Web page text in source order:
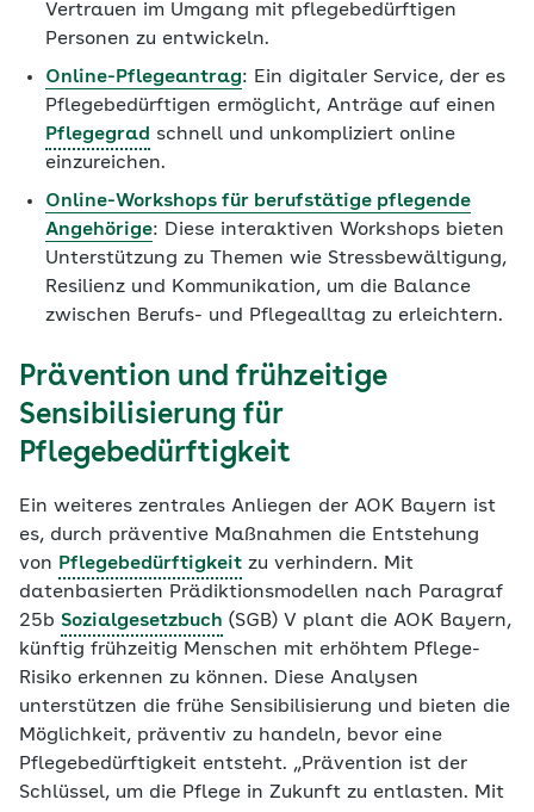
Vertrauen im Umgang mit pflegebedürftigen
Personen zu entwickeln.
Online-Pflegeantrag: Ein digitaler Service, der es
Pflegebedürftigen ermöglicht, Anträge auf einen
Pflegegrad schnell und unkompliziert online
einzureichen.
Online-Workshops für berufstätige pflegende
Angehörige: Diese interaktiven Workshops bieten
Unterstützung zu Themen wie Stressbewältigung,
Resilienz und Kommunikation, um die Balance
zwischen Berufs- und Pflegealltag zu erleichtern.
Prävention und frühzeitige
Sensibilisierung für
Pflegebedürftigkeit
Ein weiteres zentrales Anliegen der AOK Bayern ist
es, durch präventive Maßnahmen die Entstehung
von Pflegebedürftigkeit zu verhindern. Mit
datenbasierten Prädiktionsmodellen nach Paragraf
25b Sozialgesetzbuch (SGB) V plant die AOK Bayern,
künftig frühzeitig Menschen mit erhöhtem Pflege-
Risiko erkennen zu können. Diese Analysen
unterstützen die frühe Sensibilisierung und bieten die
Möglichkeit, präventiv zu handeln, bevor eine
Pflegebedürftigkeit entsteht. „Prävention ist der
Schlüssel, um die Pflege in Zukunft zu entlasten. Mit